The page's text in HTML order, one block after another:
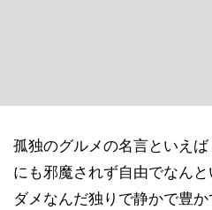
孤独のグルメの名言といえ
にも邪魔されず自由でなん
ダメなんだ独りで静かで豊